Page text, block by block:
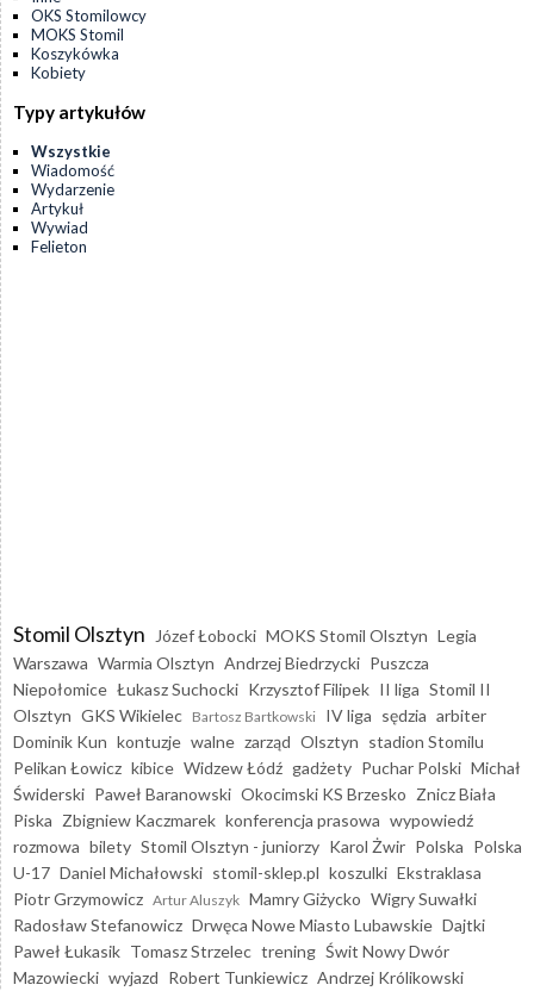
OKS Stomilowcy
MOKS Stomil
Koszykówka
Kobiety
Typy artykułów
Wszystkie
Wiadomość
Wydarzenie
Artykuł
Wywiad
Felieton
Stomil Olsztyn Józef Łobocki MOKS Stomil Olsztyn Legia
Warszawa Warmia Olsztyn Andrzej Biedrzycki Puszcza
Niepołomice Łukasz Suchocki Krzysztof Filipek II liga Stomil II
Olsztyn GKS Wikielec Bartosz Bartkowski IV liga sędzia arbiter
Dominik Kun kontuzje walne zarząd Olsztyn stadion Stomilu
Pelikan Łowicz kibice Widzew Łódź gadżety Puchar Polski Michał
Świderski Paweł Baranowski Okocimski KS Brzesko Znicz Biała
Piska Zbigniew Kaczmarek konferencja prasowa wypowiedź
rozmowa bilety Stomil Olsztyn - juniorzy Karol Żwir Polska Polska
U-17 Daniel Michałowski stomil-sklep.pl koszulki Ekstraklasa
Piotr Grzymowicz Artur Aluszyk Mamry Giżycko Wigry Suwałki
Radosław Stefanowicz Drwęca Nowe Miasto Lubawskie Dajtki
Paweł Łukasik Tomasz Strzelec trening Świt Nowy Dwór
Mazowiecki wyjazd Robert Tunkiewicz Andrzej Królikowski